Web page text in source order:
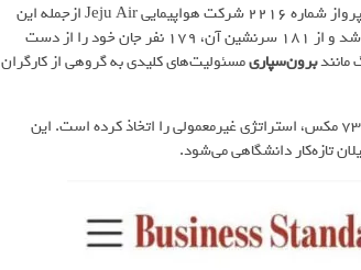
هواپیمای بوئینگ (به‌ویژه سری 737 مکس) در چند وقت گذشته با حوادث زیادی همراه بوده‌اند. پرواز شماره 2216 شرکت هواپیمایی Jeju Air ازجمله این
حوادث بود که اخیراً اتفاق افتاده و در آن هواپیما بو‌ئینگ 737–800 پس از برخورد با مانع منفجر شد و از 181 سرنشین آن، 179 نفر جان خود را از دست
مانندبرون‌سپاریمسئولیت‌های کلیدی به گروهی از کارگران
گفته شده که بوئینگ در زمینه توسعه و آزمایش نرم‌افزار هواپیمای 737 مکس، استراتژی غیرمعمولی را اتخاذ کرده است. این
تازه‌کار دانشگاهی می‌شود.